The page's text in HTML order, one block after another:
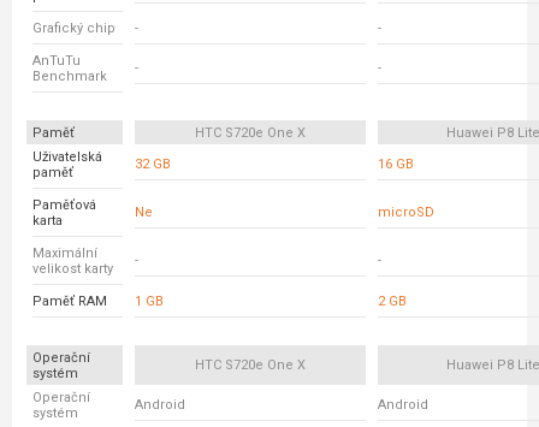
Grafický chip - -
AnTuTu
Benchmark
- -
Paměť HTC S720e One X
Huawei P8 Lite
Uživatelská
paměť
32 GB 16 GB
Paměťová
karta
Ne microSD
Maximální
velikost karty
- -
Paměť RAM 1 GB 2 GB
Operační
systém
HTC S720e One X Huawei P8 Lite
Operační
systém
Android Android